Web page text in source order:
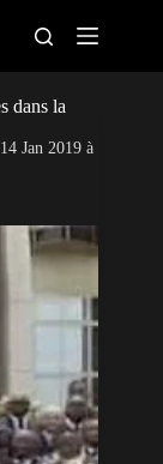
dans la
14 Jan 2019 à